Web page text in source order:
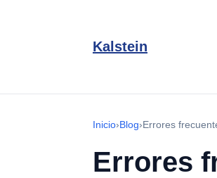
Kalstein
Inicio›Blog›Errores
Errores